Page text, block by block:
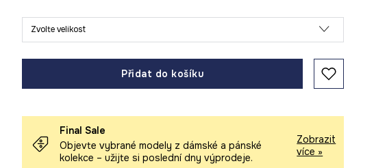
Zvolte velikost
Přidat do košíku
Final Sale
Objevte vybrané modely z dámské a pánské
kolekce – užijte si poslední dny výprodeje.
Zobrazit
více »